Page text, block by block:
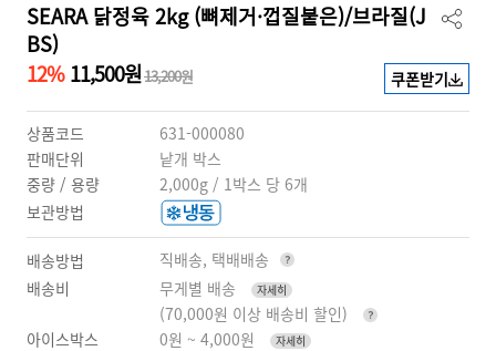
SEARA 닭정육 2kg (뼈제거·껍질붙은)/브라질(J
BS)
12% 11,500원13,200원 쿠폰받기
상품코드
631-000080
판매단위
낱개 박스
중량 / 용량
2,000g / 1박스 당 6개
보관방법
배송방법
직배송, 택배배송
배송비
무게별 배송 자세히
(70,000원 이상 배송비 할인)
아이스박스
0원 ~ 4,000원 자세히